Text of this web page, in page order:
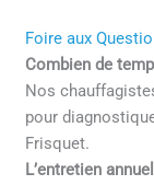
Foire aux
Combien de
Nos
pour
Frisquet.
L’entretien